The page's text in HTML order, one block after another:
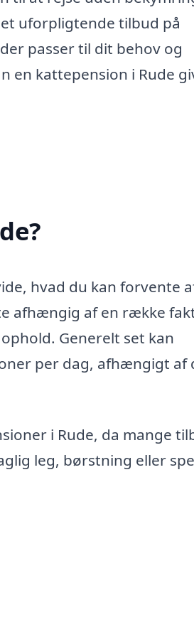
uforpligtende tilbud på
passer til dit behov og
en kattepension i Rude
hvad du kan forvente
afhængig af en række
Generelt set kan
per dag, afhængigt af
i Rude, da mange
leg, børstning eller